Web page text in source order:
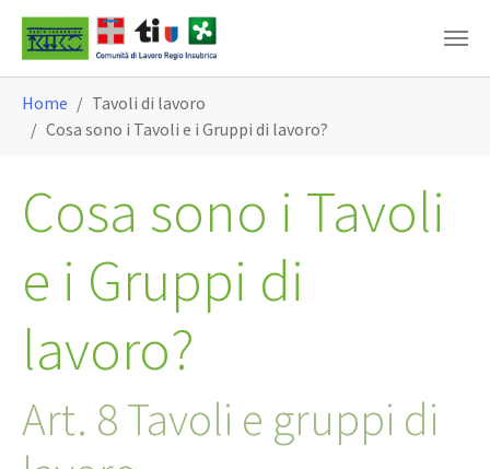
Skip to main content
Home
Tavoli di lavoro
Cosa sono i Tavoli e i Gruppi di lavoro?
Cosa sono i Tavoli
e i Gruppi di
lavoro?
Art. 8 Tavoli e gruppi di